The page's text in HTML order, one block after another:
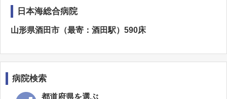
日本海総合病院
山形県酒田市（最寄：酒田駅）590床
病院検索
都道府県を選ぶ